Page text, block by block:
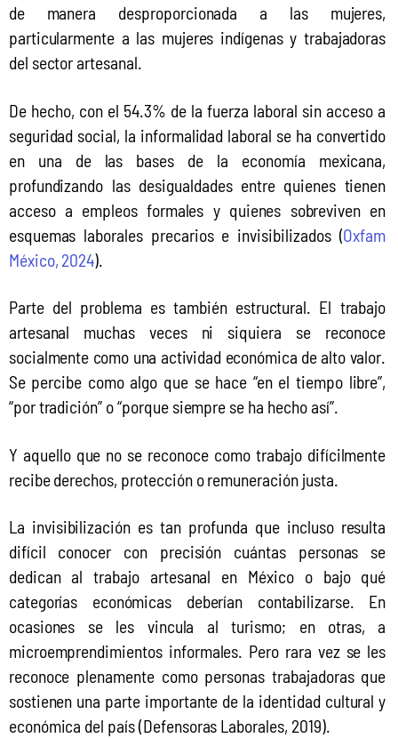
de manera desproporcionada a las mujeres,
particularmente a las mujeres indígenas y trabajadoras
del sector artesanal.
De hecho, con el 54.3% de la fuerza laboral sin acceso a
seguridad social, la informalidad laboral se ha convertido
en una de las bases de la economía mexicana,
profundizando las desigualdades entre quienes tienen
acceso a empleos formales y quienes sobreviven en
esquemas laborales precarios e invisibilizados (Oxfam
México, 2024).
Parte del problema es también estructural. El trabajo
artesanal muchas veces ni siquiera se reconoce
socialmente como una actividad económica de alto valor.
Se percibe como algo que se hace “en el tiempo libre”,
“por tradición” o “porque siempre se ha hecho así”.
Y aquello que no se reconoce como trabajo difícilmente
recibe derechos, protección o remuneración justa.
La invisibilización es tan profunda que incluso resulta
difícil conocer con precisión cuántas personas se
dedican al trabajo artesanal en México o bajo qué
categorías económicas deberían contabilizarse. En
ocasiones se les vincula al turismo; en otras, a
microemprendimientos informales. Pero rara vez se les
reconoce plenamente como personas trabajadoras que
sostienen una parte importante de la identidad cultural y
económica del país (Defensoras Laborales, 2019).